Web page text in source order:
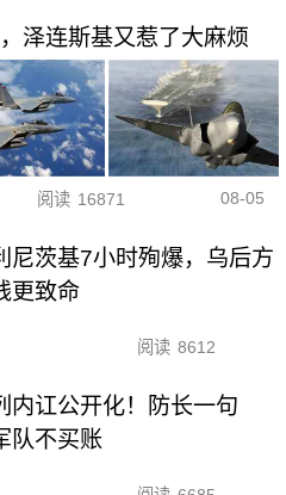
泽连斯基又惹了大麻烦
阅读 16871 08-05
尼茨基7小时殉爆，乌后方
更致命
阅读 8612
内讧公开化！防长一句
队不买账